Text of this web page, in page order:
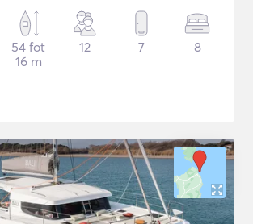
54 fot
16 m
12 7 8